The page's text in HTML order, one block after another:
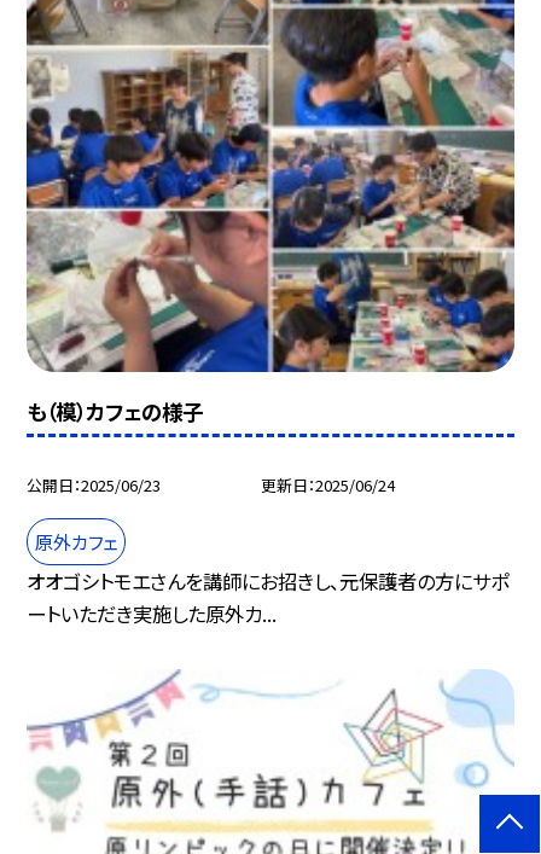
も（模）カフェの様子
公開日 2025/06/23 更新日 2025/06/24
原外カフェ
オオゴシトモエさんを講師にお招きし、元保護者の方にサポ
ートいただき実施した原外カ...